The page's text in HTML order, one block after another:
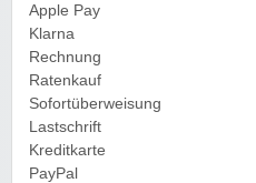
Apple Pay
Klarna
Rechnung
Ratenkauf
Sofortüberweisung
Lastschrift
Kreditkarte
PayPal